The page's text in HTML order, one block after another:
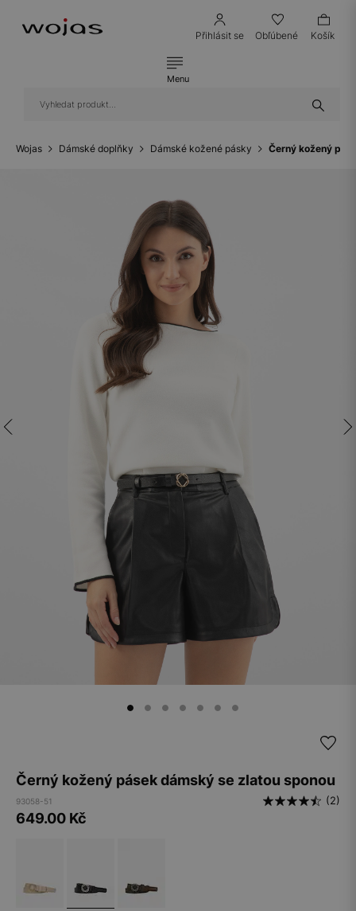
Přihlásit se Obľúbené Košík
Menu
Wojas Dámské doplňky Dámské kožené pásky Černý kožený
Černý kožený pásek dámský se zlatou sponou
93058-51 (2)
649.00 Kč